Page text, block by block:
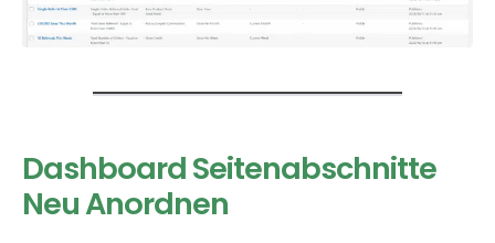
Dashboard Seitenabschnitte
Neu Anordnen